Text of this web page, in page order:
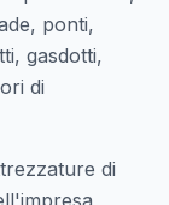
ponti,
gasdotti,
di
di